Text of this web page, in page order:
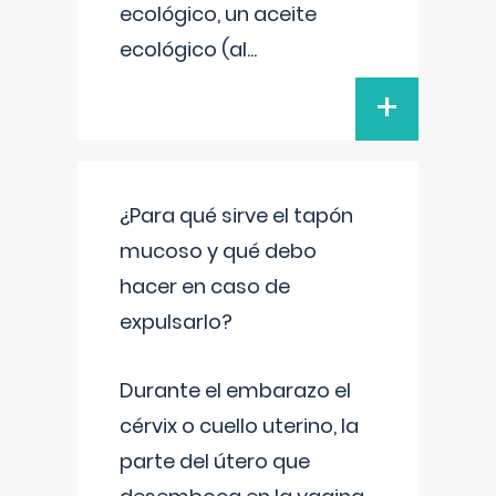
ecológico, un aceite
ecológico (al...
+
¿Para qué sirve el tapón
mucoso y qué debo
hacer en caso de
expulsarlo?
Durante el embarazo el
cérvix o cuello uterino, la
parte del útero que